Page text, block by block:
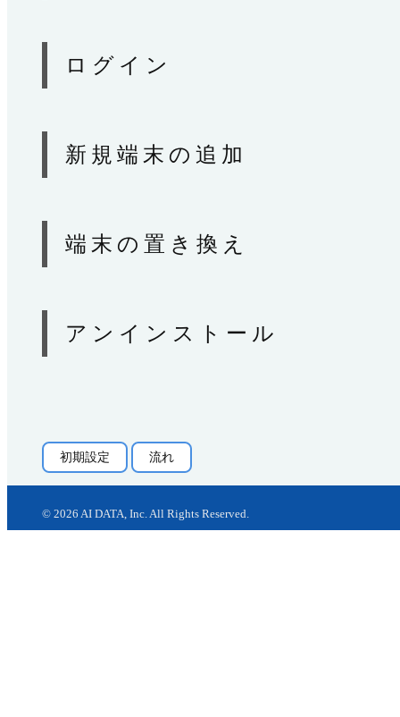
ログイン
新規端末の追加
端末の置き換え
アンインストール
初期設定 流れ
©2026 AI DATA, Inc. All Rights Reserved.